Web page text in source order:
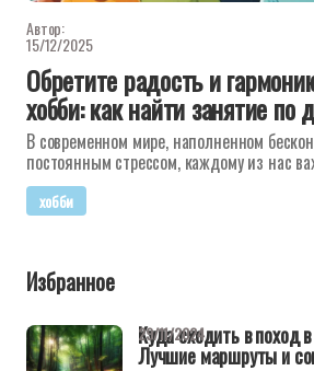
Автор:
15/12/2025
Обретите радость и
хобби: как найти занятие по
В современном мире, наполненном
постоянным стрессом, каждому из нас
хобби
Избранное
Куда сходить в поход
Лучшие маршруты и
29/11/2024